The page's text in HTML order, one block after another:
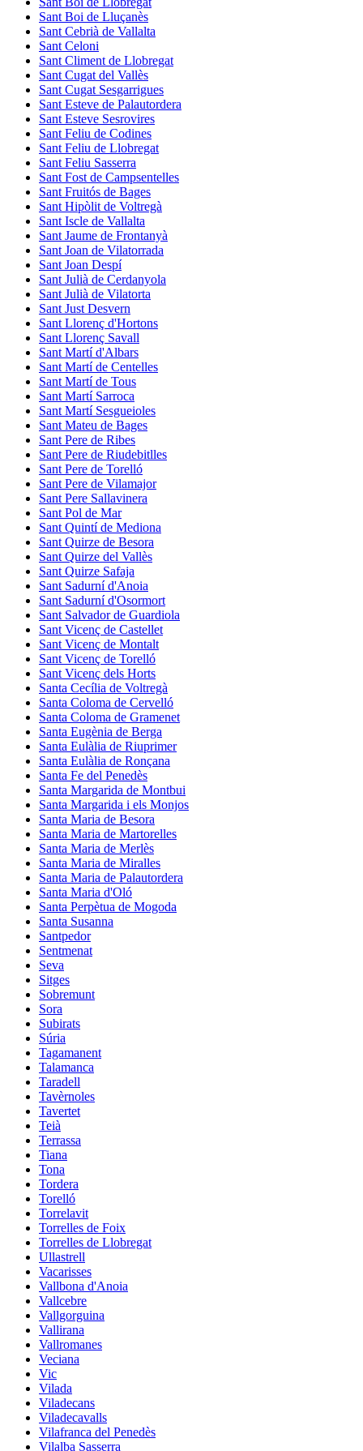
Sant Boi de Lluçanès
Sant Cebrià de Vallalta
Sant Celoni
Sant Climent de Llobregat
Sant Cugat del Vallès
Sant Cugat Sesgarrigues
Sant Esteve de Palautordera
Sant Esteve Sesrovires
Sant Feliu de Codines
Sant Feliu de Llobregat
Sant Feliu Sasserra
Sant Fost de Campsentelles
Sant Fruitós de Bages
Sant Hipòlit de Voltregà
Sant Iscle de Vallalta
Sant Jaume de Frontanyà
Sant Joan de Vilatorrada
Sant Joan Despí
Sant Julià de Cerdanyola
Sant Julià de Vilatorta
Sant Just Desvern
Sant Llorenç d'Hortons
Sant Llorenç Savall
Sant Martí d'Albars
Sant Martí de Centelles
Sant Martí de Tous
Sant Martí Sarroca
Sant Martí Sesgueioles
Sant Mateu de Bages
Sant Pere de Ribes
Sant Pere de Riudebitlles
Sant Pere de Torelló
Sant Pere de Vilamajor
Sant Pere Sallavinera
Sant Pol de Mar
Sant Quintí de Mediona
Sant Quirze de Besora
Sant Quirze del Vallès
Sant Quirze Safaja
Sant Sadurní d'Anoia
Sant Sadurní d'Osormort
Sant Salvador de Guardiola
Sant Vicenç de Castellet
Sant Vicenç de Montalt
Sant Vicenç de Torelló
Sant Vicenç dels Horts
Santa Cecília de Voltregà
Santa Coloma de Cervelló
Santa Coloma de Gramenet
Santa Eugènia de Berga
Santa Eulàlia de Riuprimer
Santa Eulàlia de Ronçana
Santa Fe del Penedès
Santa Margarida de Montbui
Santa Margarida i els Monjos
Santa Maria de Besora
Santa Maria de Martorelles
Santa Maria de Merlès
Santa Maria de Miralles
Santa Maria de Palautordera
Santa Maria d'Oló
Santa Perpètua de Mogoda
Santa Susanna
Santpedor
Sentmenat
Seva
Sitges
Sobremunt
Sora
Subirats
Súria
Tagamanent
Talamanca
Taradell
Tavèrnoles
Tavertet
Teià
Terrassa
Tiana
Tona
Tordera
Torelló
Torrelavit
Torrelles de Foix
Torrelles de Llobregat
Ullastrell
Vacarisses
Vallbona d'Anoia
Vallcebre
Vallgorguina
Vallirana
Vallromanes
Veciana
Vic
Vilada
Viladecans
Viladecavalls
Vilafranca del Penedès
Vilalba Sasserra